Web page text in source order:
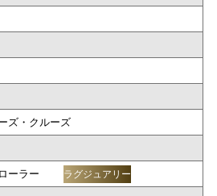
ズ・クルーズ
ーラー ラグジュアリー